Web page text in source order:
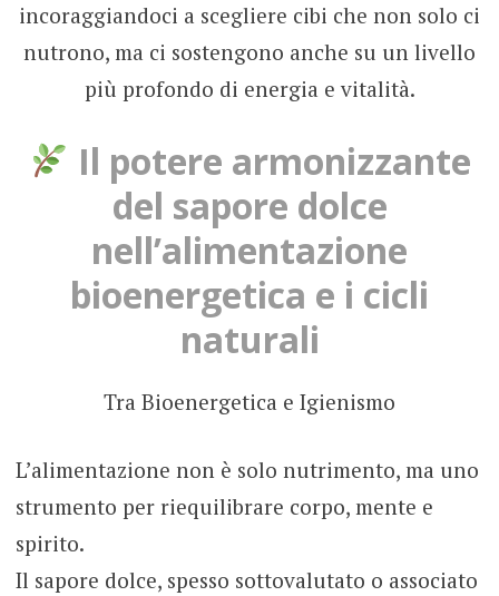
incoraggiandoci a scegliere cibi che non solo ci
nutrono, ma ci sostengono anche su un livello
più profondo di energia e vitalità.
Il potere armonizzante
del sapore dolce
nell’alimentazione
bioenergetica e i cicli
naturali
Tra Bioenergetica e Igienismo
L’alimentazione non è solo nutrimento, ma uno
strumento per riequilibrare corpo, mente e
spirito.
Il sapore dolce, spesso sottovalutato o associato